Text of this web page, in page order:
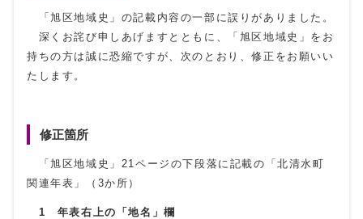
「旭区地域史」の記載内容の一部に誤りがありました。
深くお詫び申しあげますとともに、「旭区地域史」をお
持ちの方は誠に恐縮ですが、次のとおり、修正をお願いい
たします。
修正箇所
「旭区地域史」21ページの下段落に記載の「北清水町
関連年表」（3か所）
1 年表右上の「地名」欄